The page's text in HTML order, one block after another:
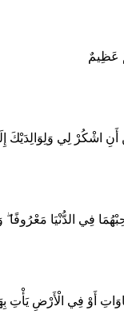
عَظِيمٌ
اشْكُرْ لِي وَلِوَالِدَيْكَ
فِي الدُّنْيَا مَعْرُوفًا
أَوْ فِي الْأَرْضِ يَأْتِ